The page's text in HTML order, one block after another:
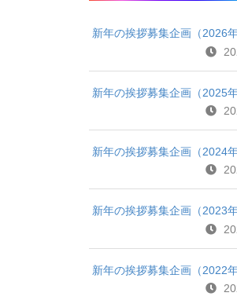
新年の挨拶募集企画（2026年
新年の挨拶募集企画（2025年
新年の挨拶募集企画（2024年
新年の挨拶募集企画（2023年
新年の挨拶募集企画（2022年